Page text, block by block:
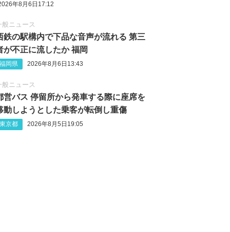
年8月6日17:12
般ニュース
鉄の駅構内で下品な音声が流れる 第三
が不正に流したか 福岡
福岡県 2026年8月6日13:43
般ニュース
営バス 停留所から発車する際に座席を
動しようとした乗客が転倒し重傷
東京都 2026年8月5日19:05